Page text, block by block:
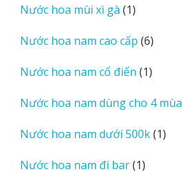
Nước hoa mùi xì gà 11
phẩm
Nước hoa nam cao cấp 66
phẩm
Nước hoa nam cổ điển 11
phẩm
Nước hoa nam dùng cho 4 mùa
Nước hoa nam dưới 500k 11
Nước hoa nam đi bar 11